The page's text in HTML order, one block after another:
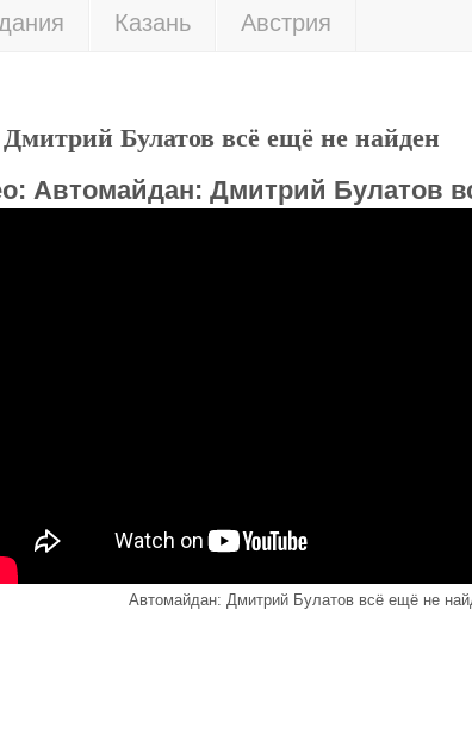
Казань Австрия
Булатов всё ещё не найден
Автомайдан: Дмитрий Булатов
Автомайдан: Дмитрий Булатов всё ещё не